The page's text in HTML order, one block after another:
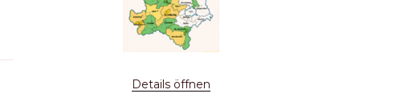
Details öffnen